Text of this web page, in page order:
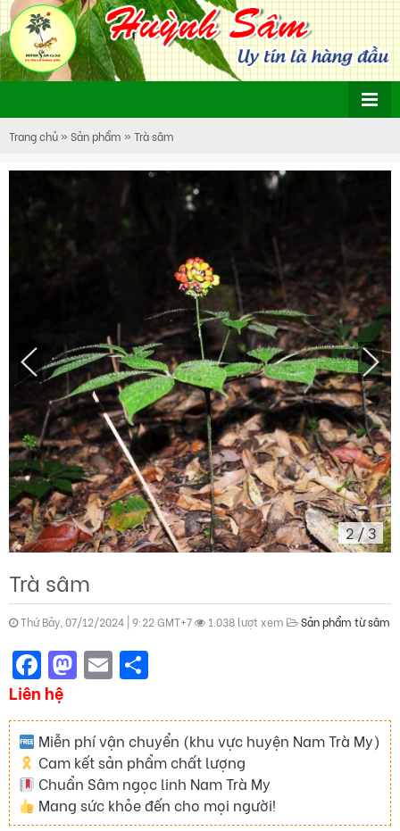
Trang chủ» Sản phẩm » Trà sâm
2/3
Trà sâm
Thứ Bảy, 07/12/2024 | 9:22 GMT+7 1.038 lượt xem Sản phẩm từ sâm
Facebook
Mastodon
Email
Liên hệ
Miễn phí vận chuyển (khu vực huyện Nam Trà My)
Cam kết sản phẩm chất lượng
Chuẩn Sâm ngọc linh Nam Trà My
Mang sức khỏe đến cho mọi người!